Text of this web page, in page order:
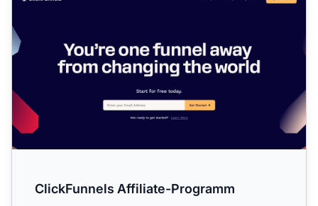
ClickFunnels Affiliate-Programm